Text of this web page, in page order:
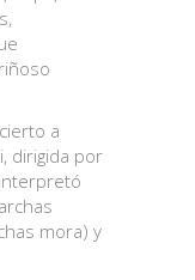
a
dirigida por
mora) y